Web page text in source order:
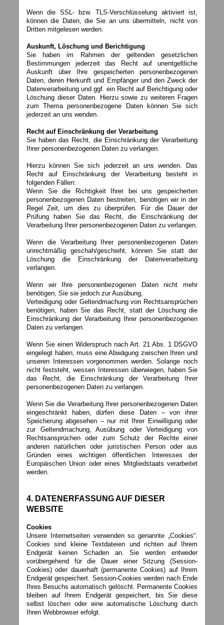
Wenn die SSL- bzw. TLS-Verschlüsselung aktiviert ist,
können die Daten, die Sie an uns übermitteln, nicht von
Dritten mitgelesen werden.
Auskunft, Löschung und Berichtigung
Sie haben im Rahmen der geltenden gesetzlichen
Bestimmungen jederzeit das Recht auf unentgeltliche
Auskunft über Ihre gespeicherten personenbezogenen
Daten, deren Herkunft und Empfänger und den Zweck der
Datenverarbeitung und ggf. ein Recht auf Berichtigung oder
Löschung dieser Daten. Hierzu sowie zu weiteren Fragen
zum Thema personenbezogene Daten können Sie sich
jederzeit an uns wenden.
Recht auf Einschränkung der Verarbeitung
Sie haben das Recht, die Einschränkung der Verarbeitung
Ihrer personenbezogenen Daten zu verlangen.
Hierzu können Sie sich jederzeit an uns wenden. Das
Recht auf Einschränkung der Verarbeitung besteht in
folgenden Fällen:
Wenn Sie die Richtigkeit Ihrer bei uns gespeicherten
personenbezogenen Daten bestreiten, benötigen wir in der
Regel Zeit, um dies zu überprüfen. Für die Dauer der
Prüfung haben Sie das Recht, die Einschränkung der
Verarbeitung Ihrer personenbezogenen Daten zu verlangen.
Wenn die Verarbeitung Ihrer personenbezogenen Daten
unrechtmäßig geschah/geschieht, können Sie statt der
Löschung die Einschränkung der Datenverarbeitung
verlangen.
Wenn wir Ihre personenbezogenen Daten nicht mehr
benötigen, Sie sie jedoch zur Ausübung,
Verteidigung oder Geltendmachung von Rechtsansprüchen
benötigen, haben Sie das Recht, statt der Löschung die
Einschränkung der Verarbeitung Ihrer personenbezogenen
Daten zu verlangen.
Wenn Sie einen Widerspruch nach Art. 21 Abs. 1 DSGVO
eingelegt haben, muss eine Abwägung zwischen Ihren und
unseren Interessen vorgenommen werden. Solange noch
nicht feststeht, wessen Interessen überwiegen, haben Sie
das Recht, die Einschränkung der Verarbeitung Ihrer
personenbezogenen Daten zu verlangen.
Wenn Sie die Verarbeitung Ihrer personenbezogenen Daten
eingeschränkt haben, dürfen diese Daten – von ihrer
Speicherung abgesehen – nur mit Ihrer Einwilligung oder
zur Geltendmachung, Ausübung oder Verteidigung von
Rechtsansprüchen oder zum Schutz der Rechte einer
anderen natürlichen oder juristischen Person oder aus
Gründen eines wichtigen öffentlichen Interesses der
Europäischen Union oder eines Mitgliedstaats verarbeitet
werden.
4. DATENERFASSUNG AUF DIESER
WEBSITE
Cookies
Unsere Internetseiten verwenden so genannte „Cookies“.
Cookies sind kleine Textdateien und richten auf Ihrem
Endgerät keinen Schaden an. Sie werden entweder
vorübergehend für die Dauer einer Sitzung (Session-
Cookies) oder dauerhaft (permanente Cookies) auf Ihrem
Endgerät gespeichert. Session-Cookies werden nach Ende
Ihres Besuchs automatisch gelöscht. Permanente Cookies
bleiben auf Ihrem Endgerät gespeichert, bis Sie diese
selbst löschen oder eine automatische Löschung durch
Ihren Webbrowser erfolgt.